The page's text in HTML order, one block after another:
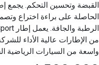
الحاصلة على براءة اختراع
واسعة من السيارات الرياضية